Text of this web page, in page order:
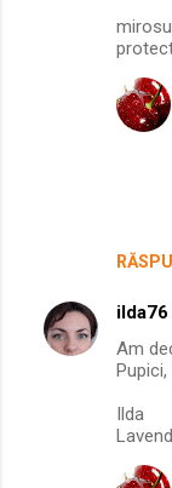
ilda76
Am
Pupici,
Ilda